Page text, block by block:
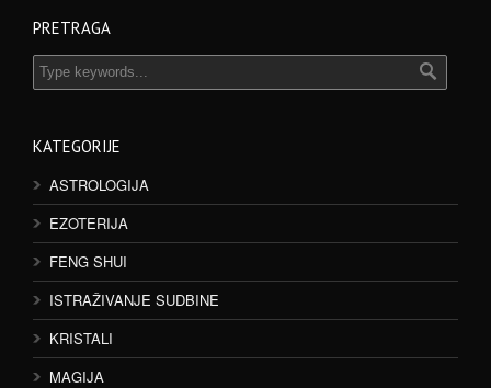
PRETRAGA
KATEGORIJE
ASTROLOGIJA
EZOTERIJA
FENG SHUI
ISTRAŽIVANJE SUDBINE
KRISTALI
MAGIJA